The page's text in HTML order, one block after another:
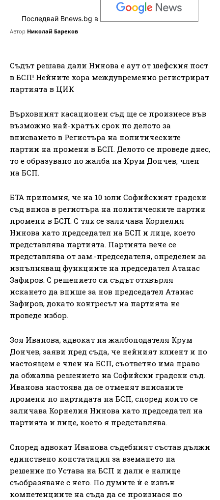
Последвай Bnews.bg в
Автор Николай Бареков
Съдът решава дали Нинова е аут от шефския пост
в БСП! Нейните хора междувременно регистрират
партията в ЦИК
Върховният касационен съд ще се произнесе във
възможно най-кратък срок по делото за
вписването в Регистъра на политическите
партии на промени в БСП. Делото се проведе днес,
то е образувано по жалба на Крум Дончев, член
на БСП.
БТА припомня, че на 10 юли Софийският градски
съд вписа в регистъра на политическите партии
промени в БСП. С тях се заличава Корнелия
Нинова като председател на БСП и лице, което
представлява партията. Партията вече се
представлява от зам.-председателя, определен за
изпълняващ функциите на председател Атанас
Зафиров. С решението си съдът отхвърля
искането да впише за нов председател Атанас
Зафиров, докато конгресът на партията не
проведе избор.
Зоя Ивановa, адвокат на жалбоподателя Крум
Дончев, заяви пред съда, че нейният клиент и по
настоящем е член на БСП, съответно има право
да обжалва решението на Софийски градски съд.
Иванова настоява да се отменят вписаните
промени по партидата на БСП, според които се
заличава Корнелия Нинова като председател на
партията и лице, което я представлява.
Според адвокат Иванова съдебният състав дължи
единствено констатация за вземането на
решение по Устава на БСП и дали е налице
съобразяване с него. По думите ѝ е извън
компетенциите на съда да се произнася по